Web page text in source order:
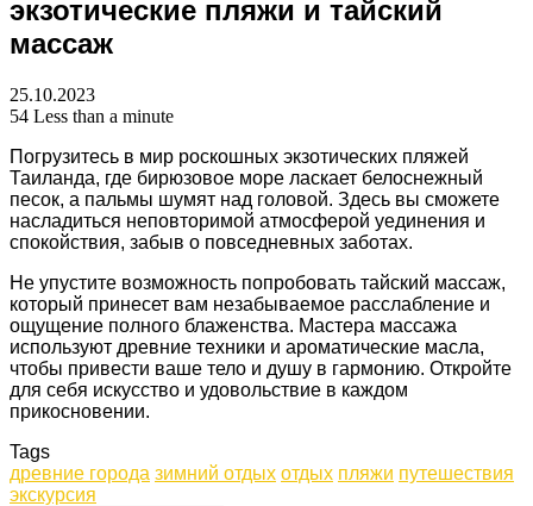
экзотические пляжи и тайский
массаж
25.10.2023
54 Less than a minute
Погрузитесь в мир роскошных экзотических пляжей
Таиланда, где бирюзовое море ласкает белоснежный
песок, а пальмы шумят над головой. Здесь вы сможете
насладиться неповторимой атмосферой уединения и
спокойствия, забыв о повседневных заботах.
Не упустите возможность попробовать тайский массаж,
который принесет вам незабываемое расслабление и
ощущение полного блаженства. Мастера массажа
используют древние техники и ароматические масла,
чтобы привести ваше тело и душу в гармонию. Откройте
для себя искусство и удовольствие в каждом
прикосновении.
Tags
древние города зимний отдых отдых пляжи путешествия
экскурсия